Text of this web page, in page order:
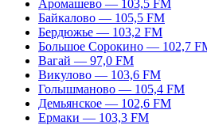
Аромашево — 103,5 FM
Байкалово — 105,5 FM
Бердюжье — 103,2 FM
Большое Сорокино — 102,7
Вагай — 97,0 FM
Викулово — 103,6 FM
Голышманово — 105,4 FM
Демьянское — 102,6 FM
Ермаки — 103,3 FM